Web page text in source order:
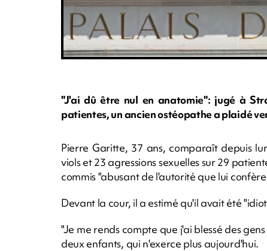
"J'ai dû être nul en anatomie": jugé à
patientes, un ancien ostéopathe a plaidé
Pierre Garitte, 37 ans, comparaît depuis
viols et 23 agressions sexuelles sur 29
commis "abusant de l'autorité que lui
Devant la cour, il a estimé qu'il avait été
"Je me rends compte que j'ai blessé des
deux enfants, qui n'exerce plus aujourd'hui.